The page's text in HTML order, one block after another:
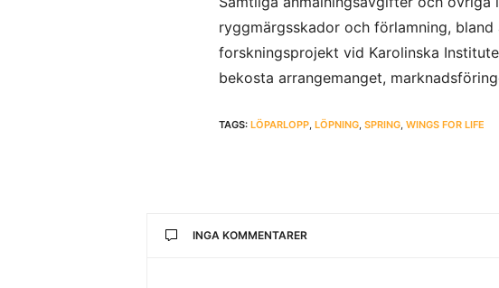
ryggmärgsskador och förlamning,
forskningsprojekt vid Karolinska
bekosta arrangemanget,
TAGS: LÖPARLOPP LÖPNING SPRING WINGS FOR LIFE
INGA KOMMENTARER